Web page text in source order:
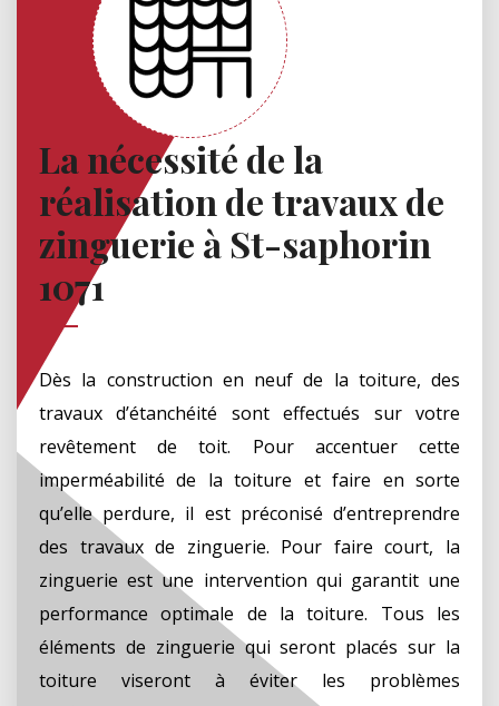
La nécessité de la
réalisation de travaux de
zinguerie à St-saphorin
1071
Dès la construction en neuf de la toiture, des
travaux d’étanchéité sont effectués sur votre
revêtement de toit. Pour accentuer cette
imperméabilité de la toiture et faire en sorte
qu’elle perdure, il est préconisé d’entreprendre
des travaux de zinguerie. Pour faire court, la
zinguerie est une intervention qui garantit une
performance optimale de la toiture. Tous les
éléments de zinguerie qui seront placés sur la
toiture viseront à éviter les problèmes